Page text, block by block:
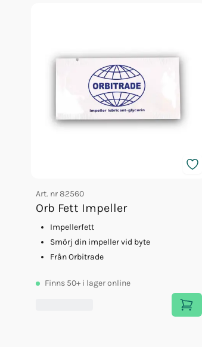
Art. nr82560
Orb Fett Impeller
Impellerfett
Smörj din impeller vid byte
Från Orbitrade
Finns 50+ i lager online